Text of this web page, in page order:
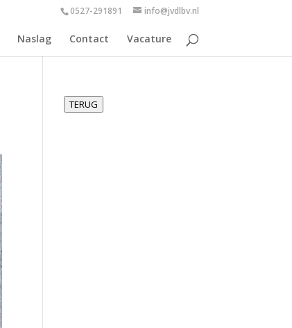
0527-291891 info@jvdlbv.nl
Naslag Contact Vacature
TERUG